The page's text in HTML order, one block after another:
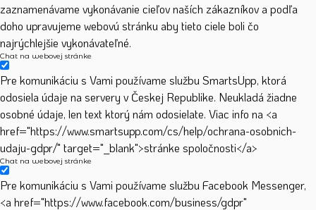
zaznamenávame vykonávanie cieľov naších zákazníkov a podľa
doho upravujeme webovú stránku aby tieto ciele boli čo
najrýchlejšie vykonávateľné.
Chat na webovej stránke
Pre komunikáciu s Vami používame službu SmartsUpp, ktorá
odosiela údaje na servery v Českej Republike. Neukladá žiadne
osobné údaje, len text ktorý nám odosielate. Viac info na <a
href="https://www.smartsupp.com/cs/help/ochrana-osobnich-
udaju-gdpr/" target="_blank">stránke spoločnosti</a>
Chat na webovej stránke
Pre komunikáciu s Vami používame službu Facebook Messenger,
<a href="https://www.facebook.com/business/gdpr"